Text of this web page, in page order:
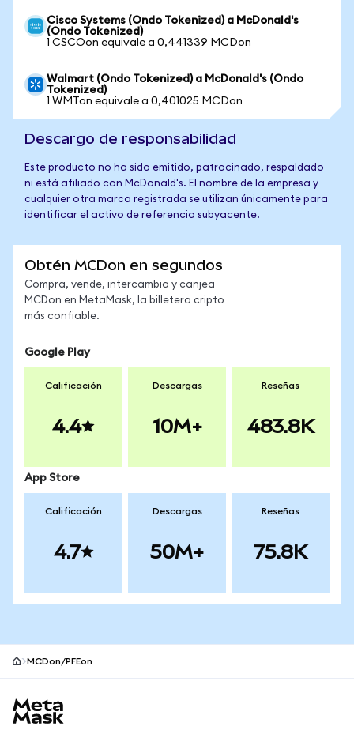
Cisco Systems (Ondo Tokenized) a McDonald's
(Ondo Tokenized)
1 CSCOon equivale a 0,441339 MCDon
Walmart (Ondo Tokenized) a McDonald's (Ondo
Tokenized)
1 WMTon equivale a 0,401025 MCDon
Descargo de responsabilidad
Este producto no ha sido emitido, patrocinado, respaldado
ni está afiliado con McDonald's. El nombre de la empresa y
cualquier otra marca registrada se utilizan únicamente para
identificar el activo de referencia subyacente.
Obtén MCDon en segundos
Compra, vende, intercambia y canjea
MCDon en MetaMask, la billetera cripto
más confiable.
Google Play
Calificación
4.4
Descargas
10M+
Reseñas
483.8K
App Store
Calificación
4.7
Descargas
50M+
Reseñas
75.8K
MCDon/PFEon